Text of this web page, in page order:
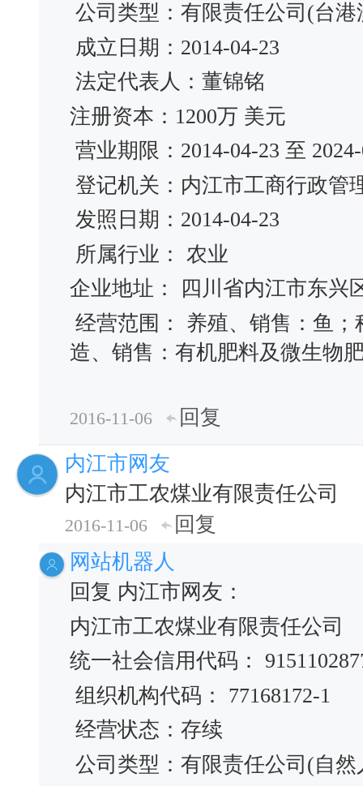
公司类型：有限责任公司(台
成立日期：2014-04-23
法定代表人：董锦铭
注册资本：1200万 美元
营业期限：2014-04-23 至
登记机关：内江市工商行政管
发照日期：2014-04-23
所属行业： 农业
企业地址： 四川省内江市东兴
经营范围： 养殖、销售：鱼
造、销售：有机肥料及微生物
2016-11-06
回复
内江市网友
内江市工农煤业有限责任公司
2016-11-06
回复
网站机器人
回复 内江市网友：
内江市工农煤业有限责任公司
统一社会信用代码：
组织机构代码： 77168172-1
经营状态：存续
公司类型：有限责任公司(自